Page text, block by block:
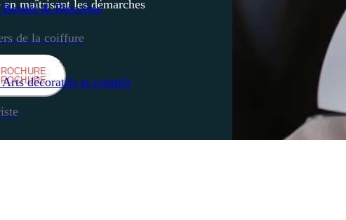
Beauté & Bien-être
de la coiffure
Arts décoratifs et créatifs
maîtrisant les démarches